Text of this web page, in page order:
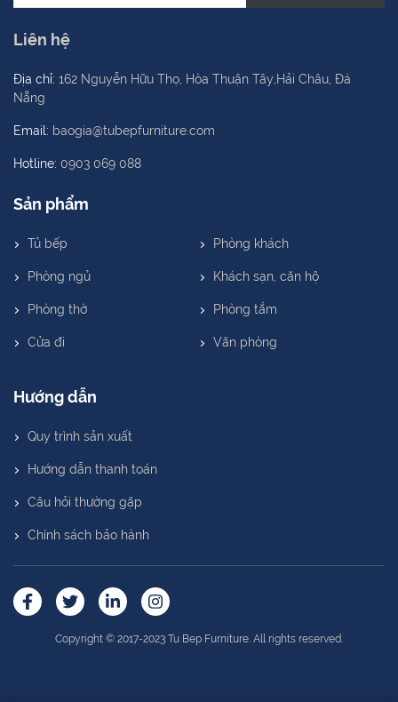
Liên hệ
Địa chỉ: 162 Nguyễn Hữu Thọ, Hòa Thuận Tây,Hải Châu, Đà
Nẵng
Email: baogia@tubepfurniture.com
Hotline: 0903 069 088
Sản phẩm
Tủ bếp
Phòng khách
Phòng ngủ
Khách sạn, căn hộ
Phòng thờ
Phòng tắm
Cửa đi
Văn phòng
Hướng dẫn
Quy trình sản xuất
Hướng dẫn thanh toán
Câu hỏi thường gặp
Chính sách bảo hành
Copyright © 2017-2023 Tu Bep Furniture. All rights reserved.